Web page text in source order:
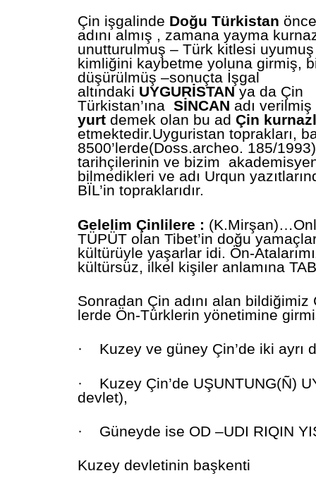
Çin işgalinde Doğu Türkistan
adını almış , zamana yayma
unutturulmuş – Türk kitlesi
kimliğini kaybetme yoluna girmiş,
düşürülmüş –sonuçta İşgal
altındaki UYGURİSTAN ya da Çin
Türkistan’ına SİNCAN adı
yurt demek olan bu ad Çin
etmektedir.Uyguristan toprakları,
8500’lerde(Doss.archeo. 185/
tarihçilerinin ve bizim
bilmedikleri ve adı Urqun
BÏL’in topraklarıdır.
Gelelim Çinlilere :
TÜPÜT olan Tibet’in doğu
kültürüyle yaşarlar idi. Ön-
kültürsüz, ilkel kişiler anlamına
Sonradan Çin adını alan
lerde Ön-Türklerin yönetimine
· Kuzey ve güney Çin’de iki ayrı
·
Kuzey Çin’de UŞUNTUNG(Ñ)
devlet),
· Güneyde ise OD –UDI RIQIN
Kuzey devletinin başkenti